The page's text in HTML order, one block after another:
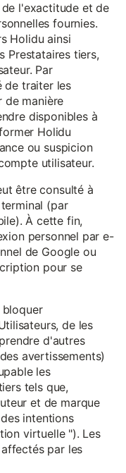
l'exactitude et de
fournies.
Holidu ainsi
Prestataires tiers,
Par
de traiter les
de manière
disponibles à
Holidu
ou suspicion
utilisateur.
être consulté à
(par
À cette fin,
personnel par e-
de Google ou
pour se
de les
d'autres
avertissements)
les
tels que,
et de marque
intentions
virtuelle "). Les
par les